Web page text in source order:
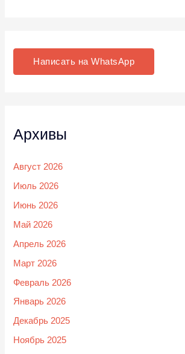
Написать на WhatsApp
Архивы
Август 2026
Июль 2026
Июнь 2026
Май 2026
Апрель 2026
Март 2026
Февраль 2026
Январь 2026
Декабрь 2025
Ноябрь 2025